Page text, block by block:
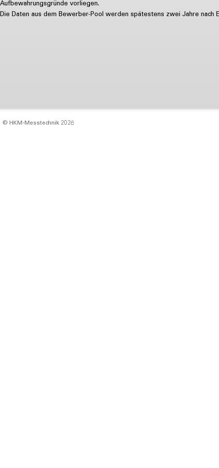
Aufbewahrungsgründe vorliegen.
Die Daten aus dem Bewerber-Pool werden spätestens zwei Jahre nach
© HKM‑Messtechnik 2026